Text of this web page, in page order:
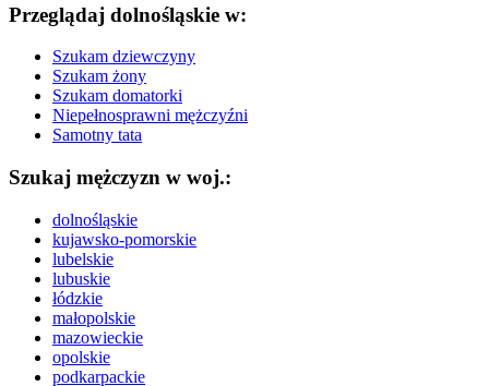
Przeglądaj dolnośląskie w:
Szukam dziewczyny
Szukam żony
Szukam domatorki
Niepełnosprawni mężczyźni
Samotny tata
Szukaj mężczyzn w woj.:
dolnośląskie
kujawsko-pomorskie
lubelskie
lubuskie
łódzkie
małopolskie
mazowieckie
opolskie
podkarpackie